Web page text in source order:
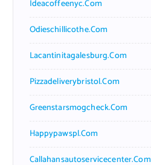
Ideacoffeenyc.com
Odieschillicothe.com
Lacantinitagalesburg.com
Pizzadeliverybristol.com
Greenstarsmogcheck.com
Happypawspl.com
Callahansautoservicecenter.com